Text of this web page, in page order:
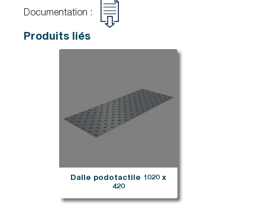
Documentation :
Produits liés
Dalle podotactile 1020 x
420